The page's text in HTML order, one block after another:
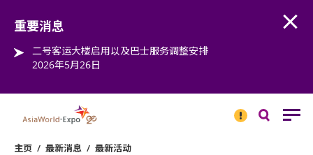
重要消息
二号客运大楼启用以及巴士服务调整安排
2026年5月26日
消息
主页 / 最新消息 / 最新活动